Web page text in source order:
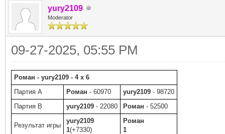
yury2109
Moderator
09-27-2025, 05:55 PM
Роман - yury2109 - 4 x 6
Партия A
Роман - 60970 yury2109 - 98720
Партия B
yury2109 - 22080 Роман - 52500
Результат игры
yury2109
1(+7330)
Роман
1